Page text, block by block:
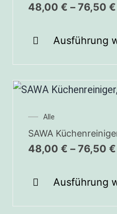
48,00 € – 76,50 €
Ausführung
Alle
SAWA
48,00 € – 76,50 €
Ausführung